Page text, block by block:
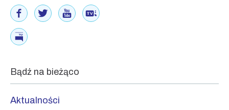
Bądź na bieżąco
Aktualności